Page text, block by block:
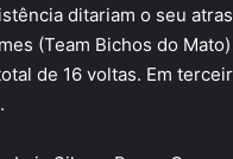
ditariam o seu
(Team Bichos do
de 16 voltas. Em